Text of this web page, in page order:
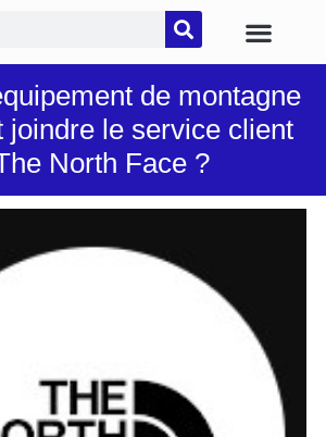
de montagne
joindre le service client
North Face ?